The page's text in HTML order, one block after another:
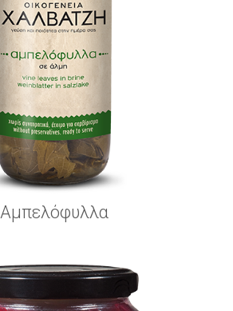
Αμπελόφυλλα